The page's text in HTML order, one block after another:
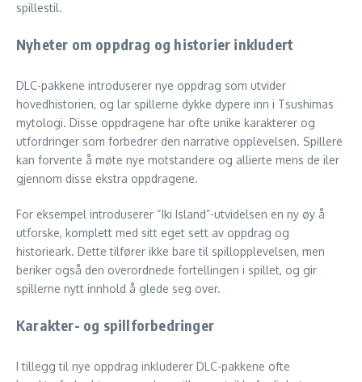
spillestil.
Nyheter om oppdrag og historier inkludert
DLC-pakkene introduserer nye oppdrag som utvider
hovedhistorien, og lar spillerne dykke dypere inn i Tsushimas
mytologi. Disse oppdragene har ofte unike karakterer og
utfordringer som forbedrer den narrative opplevelsen. Spillere
kan forvente å møte nye motstandere og allierte mens de iler
gjennom disse ekstra oppdragene.
For eksempel introduserer “Iki Island”-utvidelsen en ny øy å
utforske, komplett med sitt eget sett av oppdrag og
historieark. Dette tilfører ikke bare til spillopplevelsen, men
beriker også den overordnede fortellingen i spillet, og gir
spillerne nytt innhold å glede seg over.
Karakter- og spillforbedringer
I tillegg til nye oppdrag inkluderer DLC-pakkene ofte